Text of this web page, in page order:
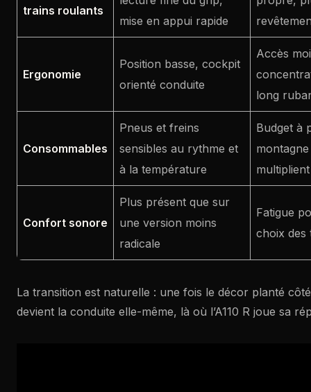
trains roulants
mise en appui rapide
Ergonomie
Position basse, cockpit
orienté conduite
Accès
long
Consommables
Pneus et freins
sensibles au rythme et
à la température
Budget à
multiplient
Confort sonore
Plus présent que sur
une version moins
radicale
Fatigue
choix des
La transition est naturelle : une fois le décor planté
devient la conduite elle-même, là où l’A110 R joue sa